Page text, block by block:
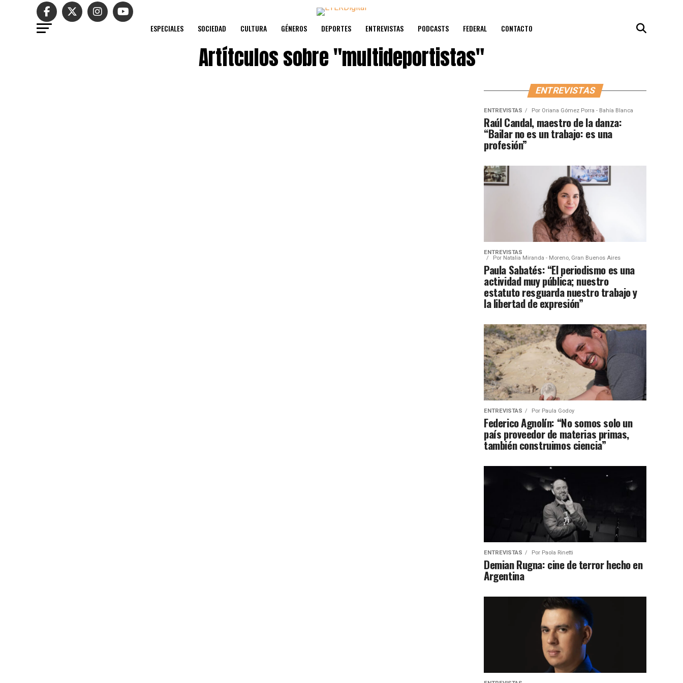
ESPECIALES SOCIEDAD CULTURA GÉNEROS DEPORTES ENTREVISTAS PODCASTS FEDERAL CONTACTO
Artítculos sobre"multideportistas"
ENTREVISTAS
ENTREVISTAS Por Oriana Gómez Porra - Bahía Blanca
Raúl Candal, maestro de la danza:
“Bailar no es un trabajo: es una
profesión”
ENTREVISTAS
Por Natalia Miranda - Moreno, Gran Buenos Aires
Paula Sabatés: “El periodismo es una
actividad muy pública; nuestro
estatuto resguarda nuestro trabajo y
la libertad de expresión”
ENTREVISTAS Por Paula Godoy
Federico Agnolín: “No somos solo un
país proveedor de materias primas,
también construimos ciencia”
ENTREVISTAS Por Paola Rinetti
Demian Rugna: cine de terror hecho en
Argentina